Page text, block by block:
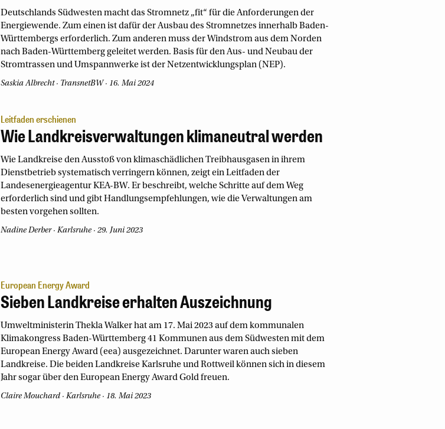
Deutschlands Südwesten macht das Stromnetz „fit“ für die Anforderungen der
Energiewende. Zum einen ist dafür der Ausbau des Stromnetzes innerhalb Baden-
Württembergs erforderlich. Zum anderen muss der Windstrom aus dem Norden
nach Baden-Württemberg geleitet werden. Basis für den Aus- und Neubau der
Stromtrassen und Umspannwerke ist der Netzentwicklungsplan (NEP).
Saskia Albrecht TransnetBW 16. Mai 2024
Leitfaden erschienen
Wie Landkreisverwaltungen klimaneutral werden
Wie Landkreise den Ausstoß von klimaschädlichen Treibhausgasen in ihrem
Dienstbetrieb systematisch verringern können, zeigt ein Leitfaden der
Landesenergieagentur KEA-BW. Er beschreibt, welche Schritte auf dem Weg
erforderlich sind und gibt Handlungsempfehlungen, wie die Verwaltungen am
besten vorgehen sollten.
Nadine Derber Karlsruhe 29. Juni 2023
European Energy Award
Sieben Landkreise erhalten Auszeichnung
Umweltministerin Thekla Walker hat am 17. Mai 2023 auf dem kommunalen
Klimakongress Baden-Württemberg 41 Kommunen aus dem Südwesten mit dem
European Energy Award (eea) ausgezeichnet. Darunter waren auch sieben
Landkreise. Die beiden Landkreise Karlsruhe und Rottweil können sich in diesem
Jahr sogar über den European Energy Award Gold freuen.
Claire Mouchard Karlsruhe 18. Mai 2023